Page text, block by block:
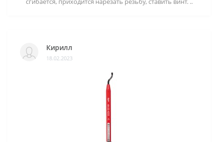
Кирилл
18.02.2023